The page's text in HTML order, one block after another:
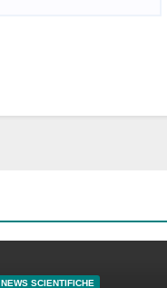
NEWS SCIENTIFICHE